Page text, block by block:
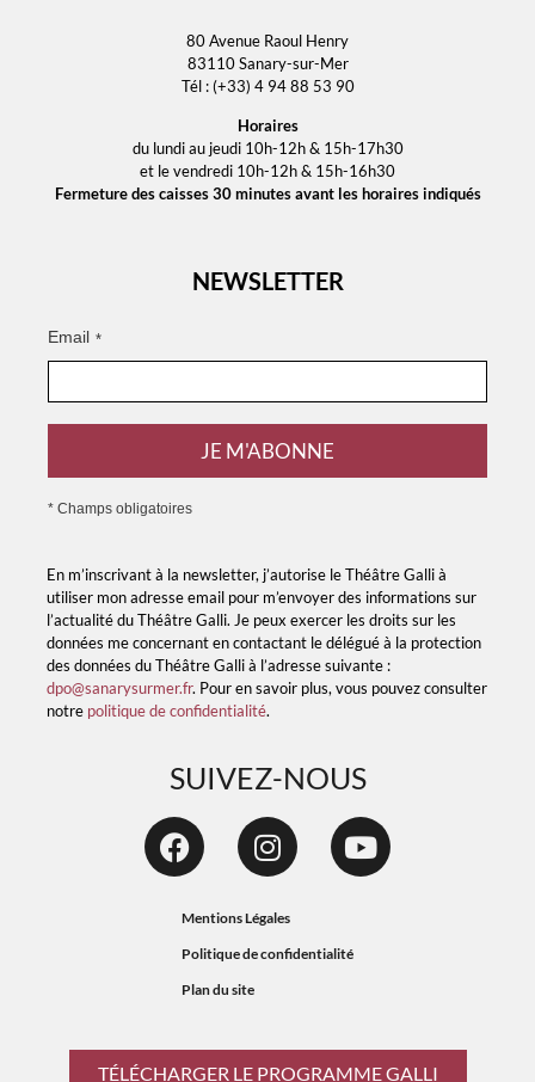
80 Avenue Raoul Henry
83110 Sanary-sur-Mer
Tél : (+33) 4 94 88 53 90
Horaires
du lundi au jeudi 10h-12h & 15h-17h30
et le vendredi 10h-12h & 15h-16h30
Fermeture des caisses 30 minutes avant les horaires indiqués
NEWSLETTER
Email *
JE M'ABONNE
* Champs obligatoires
En m’inscrivant à la newsletter, j’autorise le Théâtre Galli à
utiliser mon adresse email pour m’envoyer des informations sur
l’actualité du Théâtre Galli. Je peux exercer les droits sur les
données me concernant en contactant le délégué à la protection
des données du Théâtre Galli à l’adresse suivante :
dpo@sanarysurmer.fr. Pour en savoir plus, vous pouvez consulter
notre politique de confidentialité.
SUIVEZ-NOUS
Mentions Légales
Politique de confidentialité
Plan du site
TÉLÉCHARGER LE PROGRAMME GALLI